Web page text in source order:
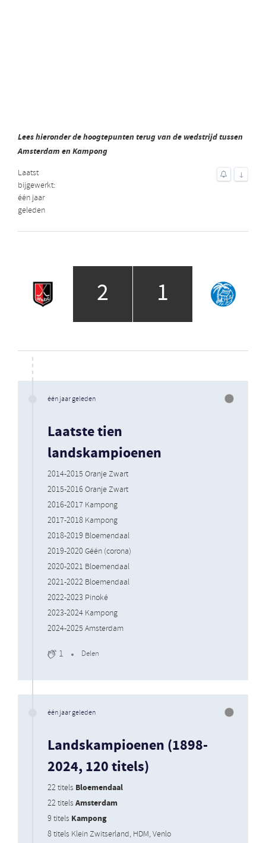
Lees hieronder de hoogtepunten terug van de wedstrijd tussen
Amsterdam en Kampong
Laatst
bijgewerkt:
één jaar
geleden
↓
2 1
één jaar geleden
Laatste tien
landskampioenen
2014-2015 Oranje Zwart
2015-2016 Oranje Zwart
2016-2017 Kampong
2017-2018 Kampong
2018-2019 Bloemendaal
2019-2020 Géén (corona)
2020-2021 Bloemendaal
2021-2022 Bloemendaal
2022-2023 Pinoké
2023-2024 Kampong
2024-2025 Amsterdam
1 Delen
één jaar geleden
Landskampioenen (1898-
2024, 120 titels)
22 titels Bloemendaal
22 titels Amsterdam
9 titels Kampong
8 titels Klein Zwitserland, HDM, Venlo